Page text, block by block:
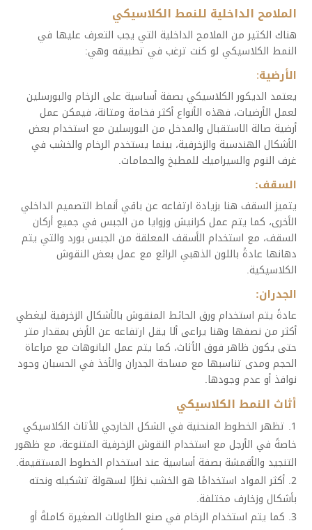
الملامح الداخلية للنمط الكلاسيكي
هناك الكثير من الملامح الداخلية التي يجب التعرف عليها في
النمط الكلاسيكي لو كنت ترغب في تطبيقه وهي:
الأرضية:
يعتمد الديكور الكلاسيكي بصفة أساسية على الرخام والبورسلين
لعمل الأرضيات، فهذه الأنواع أكثر فخامة ومتانة، فيمكن عمل
أرضية صالة الاستقبال والمدخل من البورسلين مع استخدام بعض
الأشكال الهندسية والزخرفية، بينما يستخدم الرخام والخشب في
غرف النوم والسيراميك للمطبخ والحمامات.
السقف:
يتميز السقف هنا بزيادة ارتفاعه عن باقي أنماط التصميم الداخلي
الأخرى، كما يتم عمل كرانيش وزوايا من الجبس في جميع أركان
السقف، مع استخدام الأسقف المعلقة من الجبس بورد والتي يتم
دهانها عادةً باللون الذهبي الرائع مع عمل بعض النقوش
الكلاسيكية.
الجدران:
عادةً يتم استخدام ورق الحائط المنقوش بالأشكال الزخرفية ليغطي
أكثر من نصفها وهنا يراعى ألا يقل ارتفاعه عن الأرض بمقدار متر
حتى يكون ظاهر فوق الأثاث، كما يتم عمل البانوهات مع مراعاة
الحجم ومدى تناسبها مع مساحة الجدران والأخذ في الحسبان وجود
نوافذ أو عدم وجودها.
أثاث النمط الكلاسيكي
تظهر الخطوط المنحنية في الشكل الخارجي للأثاث الكلاسيكي
خاصةً في الأرجل مع استخدام النقوش الزخرفية المتنوعة، مع ظهور
التنجيد والأقمشة بصفة أساسية عند استخدام الخطوط المستقيمة.
أكثر المواد استخدامًا هو الخشب نظرًا لسهولة تشكيله ونحته
بأشكال وزخارف مختلفة.
كما يتم استخدام الرخام في صنع الطاولات الصغيرة كاملةً أو